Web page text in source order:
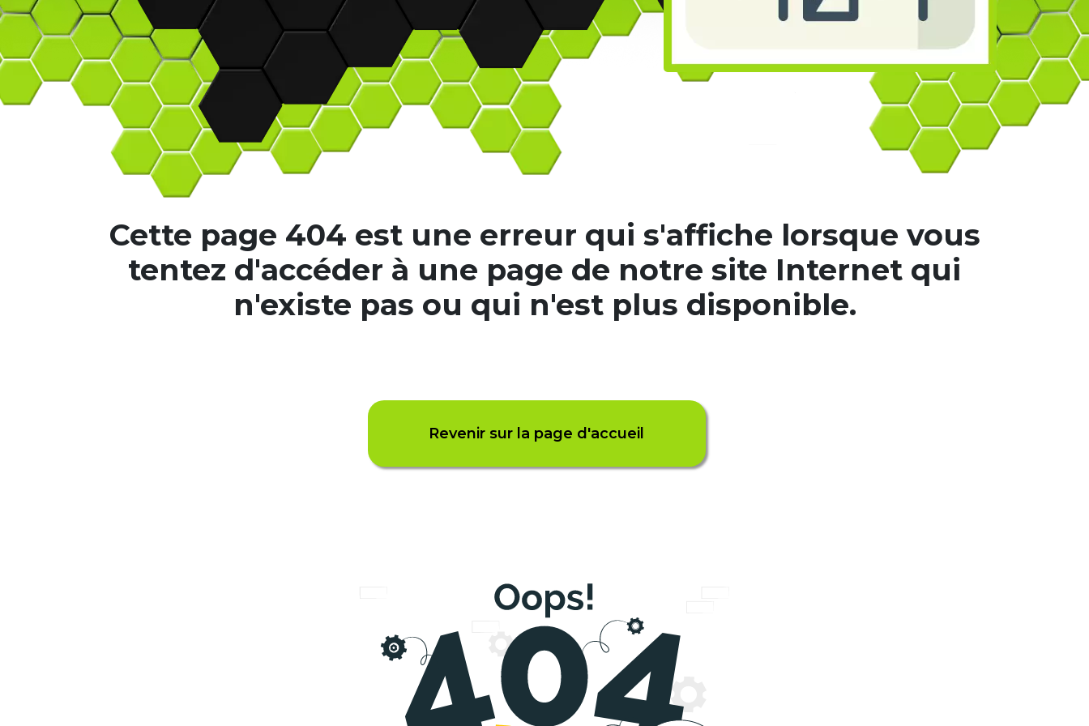
Cette page 404 est une erreur qui s'affiche lorsque vous
tentez d'accéder à une page de notre site Internet qui
n'existe pas ou qui n'est plus disponible.
Revenir sur la page d'accueil